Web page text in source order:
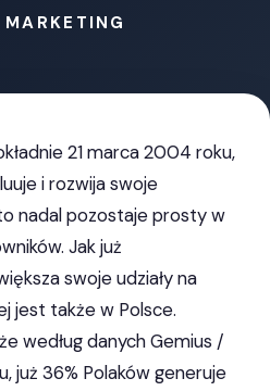
21 marca 2004 roku,
i rozwija swoje
nadal pozostaje prosty w
Jak już
swoje udziały na
jest także w Polsce.
według danych Gemius /
już 36% Polaków generuje